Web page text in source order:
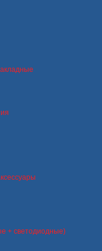
+ светодиодные)